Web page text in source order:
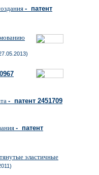
- патент
- патент 2451709
- патент
эластичные